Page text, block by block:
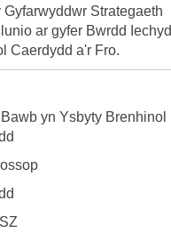
Gyfarwyddwr Strategaeth
ar gyfer Bwrdd Iechyd
Caerdydd a'r Fro.
yn Ysbyty Brenhinol